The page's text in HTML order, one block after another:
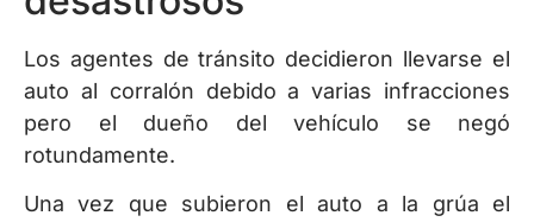
Los agentes de tránsito decidieron llevarse el
auto al corralón debido a varias infracciones
pero el dueño del vehículo se negó
rotundamente.
Una vez que subieron el auto a la grúa el